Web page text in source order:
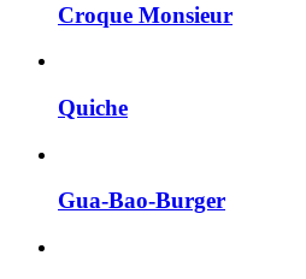
Croque Monsieur
Quiche
Gua-Bao-Burger